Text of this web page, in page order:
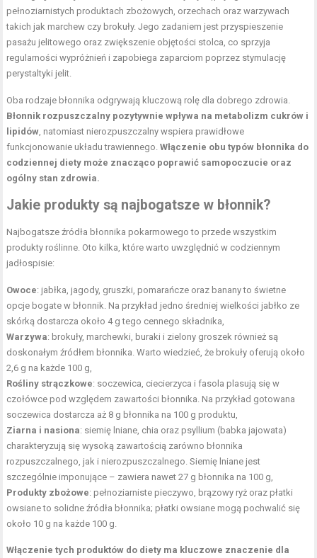
pełnoziarnistych produktach zbożowych, orzechach oraz warzywach
takich jak marchew czy brokuły. Jego zadaniem jest przyspieszenie
pasażu jelitowego oraz zwiększenie objętości stolca, co sprzyja
regularności wypróżnień i zapobiega zaparciom poprzez stymulację
perystaltyki jelit.
Oba rodzaje błonnika odgrywają kluczową rolę dla dobrego zdrowia.
Błonnik rozpuszczalny pozytywnie wpływa na metabolizm cukrów i
lipidów, natomiast nierozpuszczalny wspiera prawidłowe
funkcjonowanie układu trawiennego.Włączenie obu typów błonnika do
codziennej diety może znacząco poprawić samopoczucie oraz
ogólny stan zdrowia.
Jakie produkty są najbogatsze w błonnik?
Najbogatszeźródła błonnika pokarmowego to przede wszystkim
produkty roślinne. Oto kilka, które warto uwzględnić w codziennym
jadłospisie:
Owoce: jabłka, jagody, gruszki, pomarańcze oraz banany to świetne
opcje bogate w błonnik. Na przykład jedno średniej wielkości jabłko ze
skórką dostarcza około 4 g tego cennego składnika,
Warzywa: brokuły, marchewki, buraki i zielony groszek również są
doskonałym źródłem błonnika. Warto wiedzieć, że brokuły oferują około
2,6 g na każde 100 g,
Rośliny strączkowe: soczewica, ciecierzyca i fasola plasują się w
czołówce pod względem zawartości błonnika. Na przykład gotowana
soczewica dostarcza aż 8 g błonnika na 100 g produktu,
Ziarna i nasiona: siemię lniane, chia oraz psyllium (babka jajowata)
charakteryzują się wysoką zawartością zarówno błonnika
rozpuszczalnego, jak i nierozpuszczalnego. Siemię lniane jest
szczególnie imponujące – zawiera nawet 27 g błonnika na 100 g,
Produkty zbożowe: pełnoziarniste pieczywo, brązowy ryż oraz płatki
owsiane to solidne źródła błonnika; płatki owsiane mogą pochwalić się
około 10 g na każde 100 g.
Włączenie tych produktów do diety ma kluczowe znaczenie dla